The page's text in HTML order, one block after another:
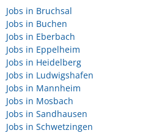
Jobs in Bruchsal
Jobs in Buchen
Jobs in Eberbach
Jobs in Eppelheim
Jobs in Heidelberg
Jobs in Ludwigshafen
Jobs in Mannheim
Jobs in Mosbach
Jobs in Sandhausen
Jobs in Schwetzingen